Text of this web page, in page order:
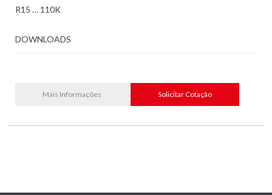
R15 … 110K
DOWNLOADS
Mais Informações Solicitar Cotação